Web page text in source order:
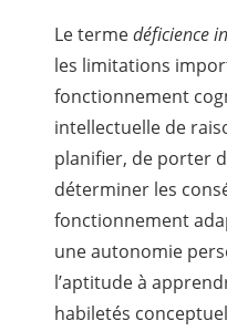
Le termedéficience
les limitations
fonctionnement
intellectuelle de
planifier, de porter
déterminer les
fonctionnement
une autonomie
l’aptitude à
habiletés